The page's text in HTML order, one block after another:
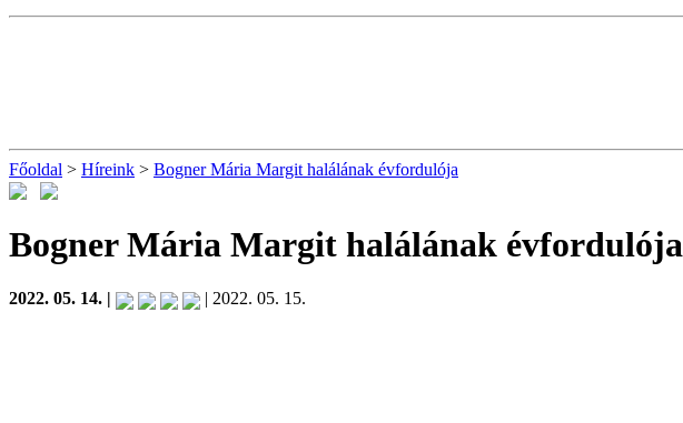
Főoldal > Híreink > Bogner Mária Margit halálának évfordulója
Bogner Mária Margit halálának évfordulója
2022. 05. 14. | | 2022. 05. 15.